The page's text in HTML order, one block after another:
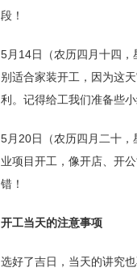
段！
5月14日（农历四月十四
别适合家装开工，因为这
利。记得给工我们准备些
5月20日（农历四月二十
业项目开工，像开店、开
错！
开工当天的注意事项
选好了吉日，当天的讲究